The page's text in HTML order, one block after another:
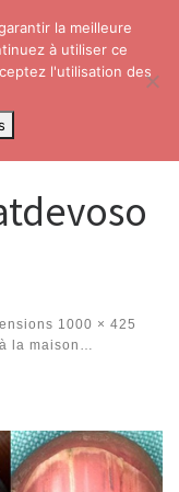
Search
la maison…
1000 × 425
la maison…
la meilleure
à utiliser ce
l'utilisation des